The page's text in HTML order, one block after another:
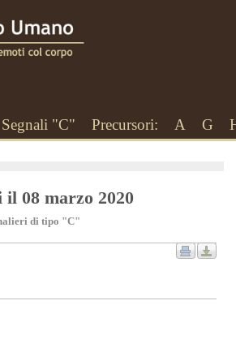
Segnali "C" Precursori: A G
08 marzo 2020
di tipo "C"